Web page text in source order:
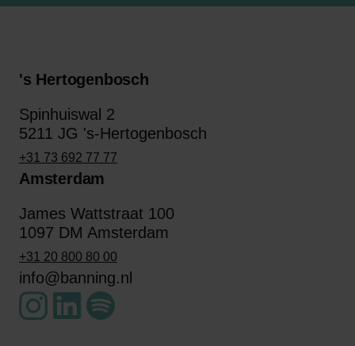
's Hertogenbosch
Spinhuiswal 2
5211 JG 's-Hertogenbosch
+31 73 692 77 77
Amsterdam
James Wattstraat 100
1097 DM Amsterdam
+31 20 800 80 00
info@banning.nl